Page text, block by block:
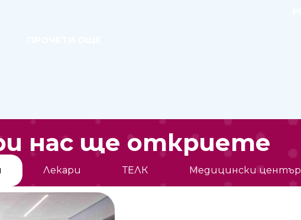
нас ще откриете
Лекари ТЕЛК Медицински център